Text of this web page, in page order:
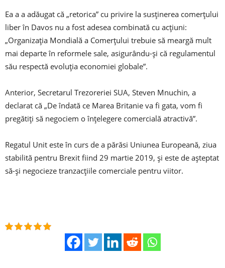
Ea a a adăugat că „retorica” ​​cu privire la susținerea comerțului
liber în Davos nu a fost adesea combinată cu acțiuni:
„Organizația Mondială a Comerțului trebuie să meargă mult
mai departe în reformele sale, asigurându-și că regulamentul
său respectă evoluția economiei globale”.
Anterior, Secretarul Trezoreriei SUA, Steven Mnuchin, a
declarat că „De îndată ce Marea Britanie va fi gata, vom fi
pregătiți să negociem o înțelegere comercială atractivă”.
Regatul Unit este în curs de a părăsi Uniunea Europeană, ziua
stabilită pentru Brexit fiind 29 martie 2019, și este de așteptat
să-și negocieze tranzacțiile comerciale pentru viitor.